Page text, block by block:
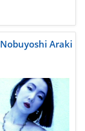
Nobuyoshi Araki